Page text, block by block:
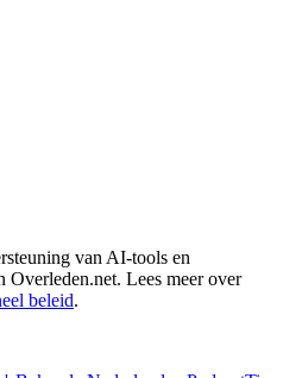
van AI-tools en
Overleden.net. Lees meer over
beleid.